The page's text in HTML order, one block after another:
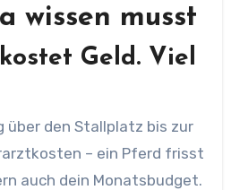
wissen musst
Geld. Viel
über den Stallplatz bis zur
– ein Pferd frisst
auch dein Monatsbudget.